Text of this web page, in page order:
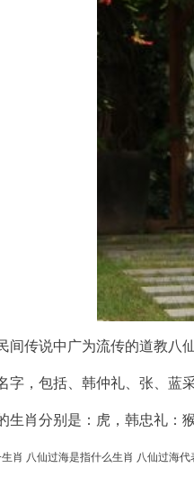
间传说中广为流传的道教八
字，包括、韩仲礼、张、蓝
生肖分别是：虎，韩忠礼：
肖 八仙过海是指什么生肖 八仙过海代